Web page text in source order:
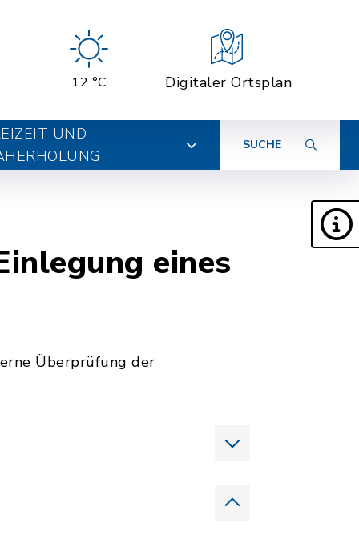
12 °C Digitaler Ortsplan
UND
SUCHE
eines
Überprüfung der